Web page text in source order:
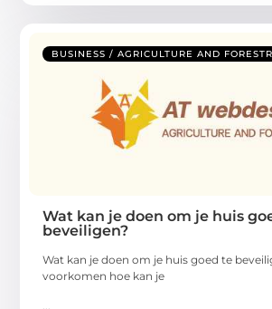
BUSINESS / AGRICULTURE AND
Wat kan je doen om je huis
beveiligen?
Wat kan je doen om je huis goed te
voorkomen hoe kan je